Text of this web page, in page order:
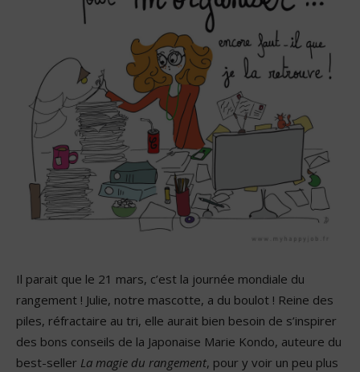
Il parait que le 21 mars, c’est la journée mondiale du
rangement ! Julie, notre mascotte, a du boulot ! Reine des
piles, réfractaire au tri, elle aurait bien besoin de s’inspirer
des bons conseils de la Japonaise Marie Kondo, auteure du
best-seller La magie du rangement, pour y voir un peu plus